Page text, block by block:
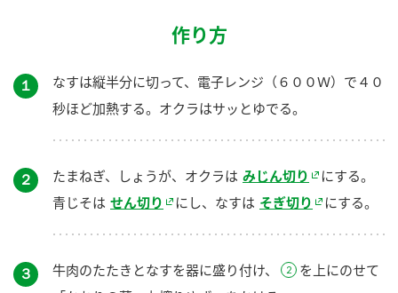
作り方
１
なすは縦半分に切って、電子レンジ（６００Ｗ）で４０
秒ほど加熱する。オクラはサッとゆでる。
２ たまねぎ、しょうが、オクラは みじん切り
にする。
青じそは せん切り にし、なすは そぎ切り にする。
３ 牛肉のたたきとなすを器に盛り付け、
を上にのせて